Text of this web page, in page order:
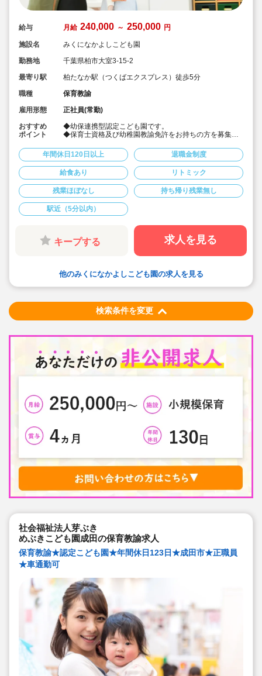
給与 月給 240,000 ～ 250,000 円
施設名
みくになかよしこども園
勤務地
千葉県柏市大室3-15-2
最寄り駅
柏たなか駅（つくばエクスプレス）徒歩5分
職種
保育教諭
雇用形態
正社員(常勤)
おすすめ
ポイント
◆幼保連携型認定こども園です。
◆保育士資格及び幼稚園教諭免許をお持ちの方を募集。
◆賞与4ヶ月♪！
◆時間外は平均2時間程度
◆持ち帰り仕事なし
年間休日120日以上 退職金制度
給食あり リトミック
残業ほぼなし 持ち帰り残業無し
駅近（5分以内）
キープする 求人を見る
他のみくになかよしこども園の求人を見る
検索条件を変更
社会福祉法人芽ぶき
めぶきこども園成田の保育教諭求人
保育教諭★認定こども園★年間休日123日★成田市★正職員
★車通勤可